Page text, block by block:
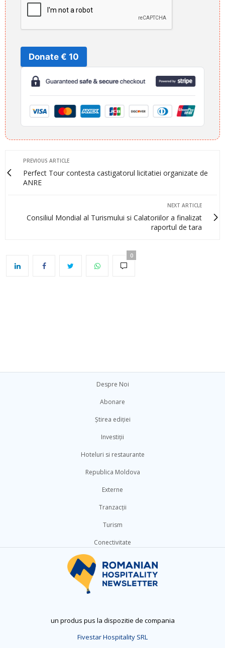
Donate € 10
PREVIOUS ARTICLE
Perfect Tour contesta castigatorul licitatiei organizate de
ANRE
NEXT ARTICLE
Consiliul Mondial al Turismului si Calatoriilor a finalizat
raportul de tara
0
Despre Noi
Abonare
Știrea ediției
Investiții
Hoteluri si restaurante
Republica Moldova
Externe
Tranzacții
Turism
Conectivitate
un produs pus la dispozitie de compania
Fivestar Hospitality SRL